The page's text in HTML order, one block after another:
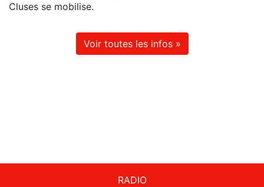
Cluses se mobilise.
Voir toutes les infos »
RADIO